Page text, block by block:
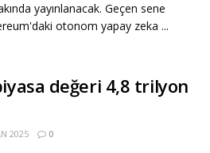
yayınlanacak. Geçen sene
otonom yapay zeka ...
değeri 4,8 trilyon
2025 0